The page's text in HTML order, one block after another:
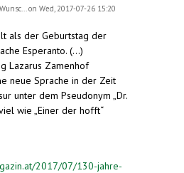
on Wed, 2017-07-26 15:20
als der Geburtstag der
Esperanto. (...)
Lazarus Zamenhof
neue Sprache in der Zeit
unter dem Pseudonym „Dr.
wie „Einer der hofft“
2017/07/130-jahre-